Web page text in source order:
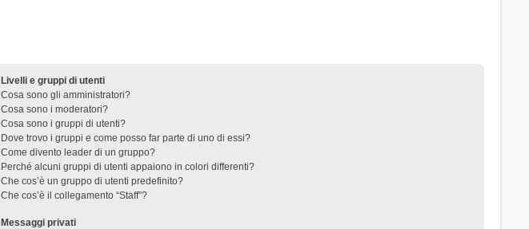
Livelli e gruppi di utenti
Cosa sono gli amministratori?
Cosa sono i moderatori?
Cosa sono i gruppi di utenti?
Dove trovo i gruppi e come posso far parte di uno di essi?
Come divento leader di un gruppo?
Perché alcuni gruppi di utenti appaiono in colori differenti?
Che cos’è un gruppo di utenti predefinito?
Che cos’è il collegamento “Staff”?
Messaggi privati